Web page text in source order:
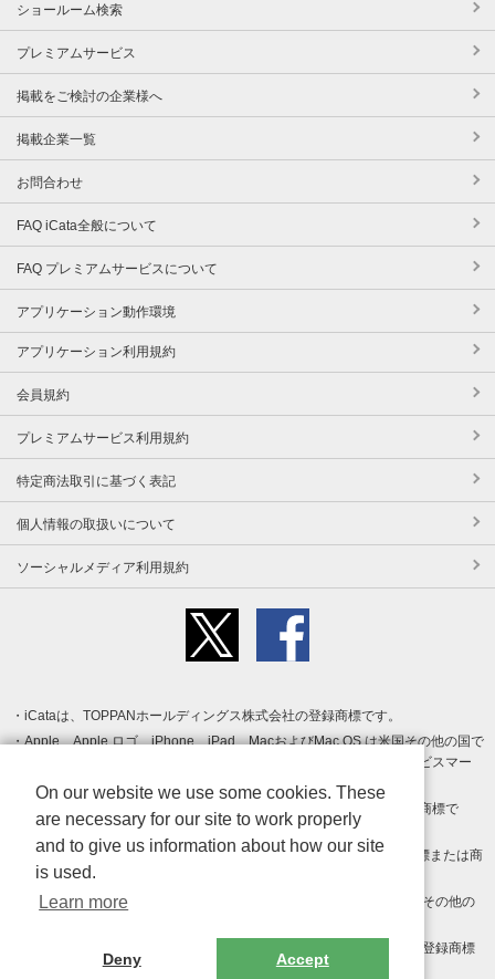
ショールーム検索
プレミアムサービス
掲載をご検討の企業様へ
掲載企業一覧
お問合わせ
FAQ iCata全般について
FAQ プレミアムサービスについて
アプリケーション動作環境
アプリケーション利用規約
会員規約
プレミアムサービス利用規約
特定商法取引に基づく表記
個人情報の取扱いについて
ソーシャルメディア利用規約
iCataは、TOPPANホールディングス株式会社の登録商標です。
Apple、Apple ロゴ、iPhone、iPad、MacおよびMac OS は米国その他の国で
登録された Apple Inc. の商標です。App Store は Apple Inc. のサービスマー
クです。
Android、Google Play および Google Play ロゴ は Google LLC の商標で
す。
Windows は Microsoft Inc.の米国およびその他の国における登録商標または商
標です。
Adobe、Adobe Reader、Adobe PDF は、Adobe Inc.の米国およびその他の
その他、記載されている会社名、商品名、ロゴは各社の商標または登録商標
On our website we use some cookies. These
are necessary for our site to work properly
and to give us information about how our site
is used.
Learn more
Deny Accept